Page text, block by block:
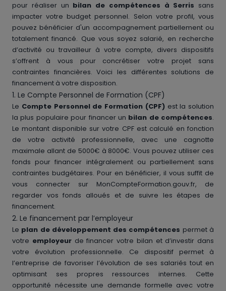
pour réaliser un bilan de compétences à Serris sans
impacter votre budget personnel. Selon votre profil, vous
pouvez bénéficier d'un accompagnement partiellement ou
totalement financé. Que vous soyez salarié, en recherche
d’activité ou travailleur à votre compte, divers dispositifs
s’offrent à vous pour concrétiser votre projet sans
contraintes financières. Voici les différentes solutions de
financement à votre disposition.
1. Le Compte Personnel de Formation (CPF)
Le Compte Personnel de Formation (CPF)est la solution
la plus populaire pour financer un bilan de compétences.
Le montant disponible sur votre CPF est calculé en fonction
de votre activité professionnelle, avec une cagnotte
maximale allant de 5000€ à 8000€. Vous pouvez utiliser ces
fonds pour financer intégralement ou partiellement sans
contraintes budgétaires. Pour en bénéficier, il vous suffit de
vous connecter sur MonCompteFormation.gouv.fr, de
regarder vos fonds alloués et de suivre les étapes de
financement.
2. Le financement par l’employeur
Le plan de développement des compétences permet à
votre employeurde financer votre bilan et d’investir dans
votre évolution professionnelle. Ce dispositif permet à
l’entreprise de favoriser l’évolution de ses salariés tout en
optimisant ses propres ressources internes. Cette
opportunité nécessite une demande formelle avec votre